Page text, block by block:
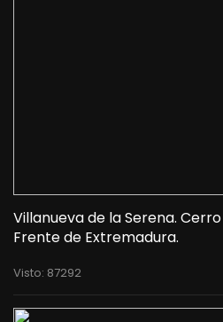
Villanueva de la Serena.
Frente de Extremadura.
Visto: 87292